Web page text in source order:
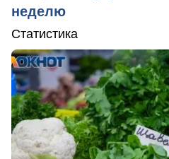
неделю
Статистика